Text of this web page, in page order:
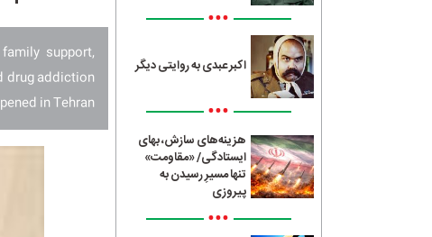
•••
اکبر عبدی به روایتی دیگر
•••
هزینه‌های سازش، بهای
ایستادگی/ «مقاومت»
تنها مسیرِ رسیدن به
پیروزی
•••
support,
drug addiction
in Tehran.